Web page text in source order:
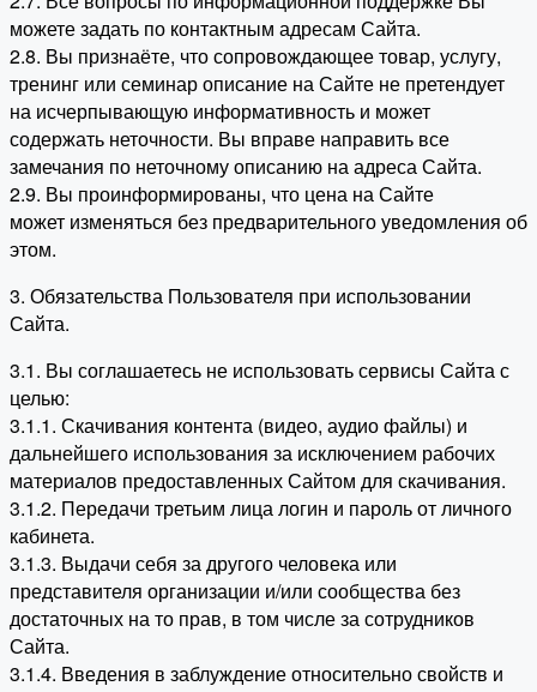
можете задать по контактным адресам Сайта.
2.8. Вы признаёте, что сопровождающее товар, услугу,
тренинг или семинар описание на Сайте не претендует
на исчерпывающую информативность и может
содержать неточности. Вы вправе направить все
замечания по неточному описанию на адреса Сайта.
2.9. Вы проинформированы, что цена на Сайте
может изменяться без предварительного уведомления об
этом.
3. Обязательства Пользователя при использовании
Сайта.
3.1. Вы соглашаетесь не использовать сервисы Сайта с
целью:
3.1.1. Скачивания контента (видео, аудио файлы) и
дальнейшего использования за исключением рабочих
материалов предоставленных Сайтом для скачивания.
3.1.2. Передачи третьим лица логин и пароль от личного
кабинета.
3.1.3. Выдачи себя за другого человека или
представителя организации и/или сообщества без
достаточных на то прав, в том числе за сотрудников
Сайта.
3.1.4. Введения в заблуждение относительно свойств и